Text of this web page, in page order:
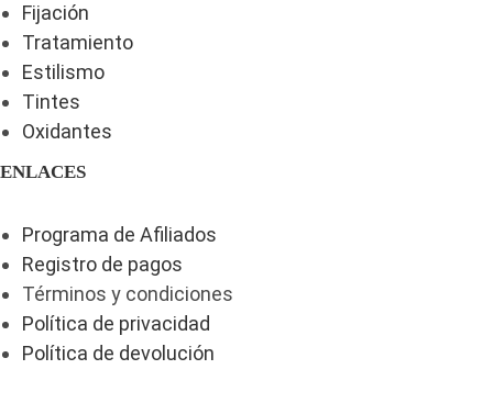
Fijación
Tratamiento
Estilismo
Tintes
Oxidantes
ENLACES
Programa de Afiliados
Registro de pagos
Términos y condiciones
Política de privacidad
Política de devolución